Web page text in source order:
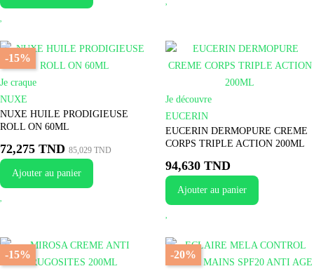
Je craque
-15%
NUXE
NUXE HUILE PRODIGIEUSE
ROLL ON 60ML
72,275 TND 85,029 TND
Ajouter au panier
Je découvre
EUCERIN
EUCERIN DERMOPURE CREME
CORPS TRIPLE ACTION 200ML
94,630 TND
Ajouter au panier
-15% -20%